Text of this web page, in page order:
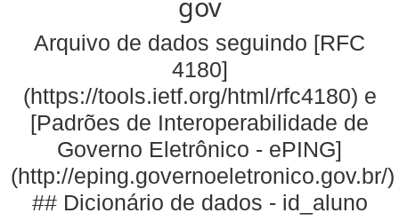
Arquivo de dados seguindo [RFC
4180]
(https://tools.ietf.org/html/rfc4180) e
[Padrões de Interoperabilidade de
Governo Eletrônico - ePING]
(http://eping.governoeletronico.gov.br/)
## Dicionário de dados - id_aluno